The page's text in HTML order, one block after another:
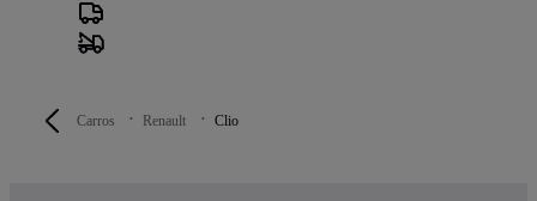
Carros Renault Clio